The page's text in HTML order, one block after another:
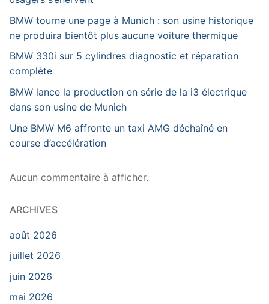
BMW tourne une page à Munich : son usine historique
ne produira bientôt plus aucune voiture thermique
BMW 330i sur 5 cylindres diagnostic et réparation
complète
BMW lance la production en série de la i3 électrique
dans son usine de Munich
Une BMW M6 affronte un taxi AMG déchaîné en
course d’accélération
Aucun commentaire à afficher.
ARCHIVES
août 2026
juillet 2026
juin 2026
mai 2026